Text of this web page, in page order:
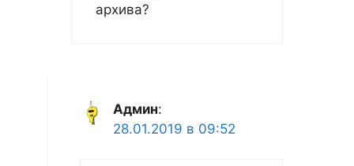
архива?
Админ:
28.01.2019 в 09:52